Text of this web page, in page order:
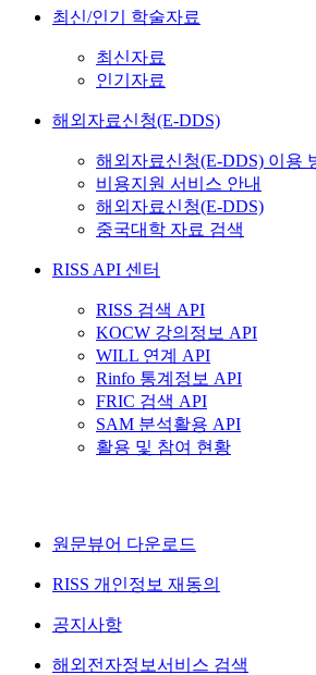
최신/인기 학술자료
최신자료
인기자료
해외자료신청(E-DDS)
해외자료신청(E-DDS) 이용
비용지원 서비스 안내
해외자료신청(E-DDS)
중국대학 자료 검색
RISS API 센터
RISS 검색 API
KOCW 강의정보 API
WILL 연계 API
Rinfo 통계정보 API
FRIC 검색 API
SAM 분석활용 API
활용 및 참여 현황
원문뷰어 다운로드
RISS 개인정보 재동의
공지사항
해외전자정보서비스 검색